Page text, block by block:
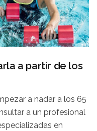
a partir de los
a nadar a los 65
a un profesional
en